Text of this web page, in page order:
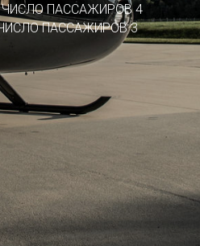
ПАССАЖИРОВ 4
ПАССАЖИРОВ 3